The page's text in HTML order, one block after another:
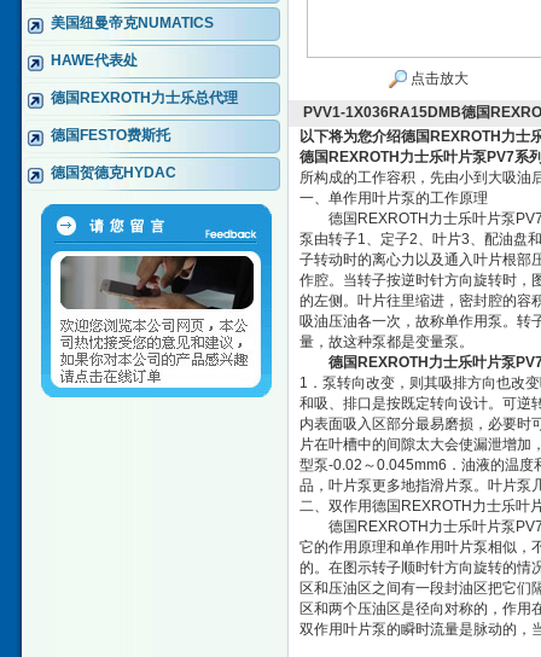
美国纽曼帝克NUMATICS
HAWE代表处
德国REXROTH力士乐总代理
德国FESTO费斯托
德国贺德克HYDAC
点击放大
PVV1-1X036RA15DMB德国
以下将为您介绍德国REXROTH力士
德国REXROTH力士乐叶片泵PV7系
所构成的工作容积，先由小到大吸油
一、单作用叶片泵的工作原理
德国REXROTH力士乐叶片泵
泵由转子1、定子2、叶片3、配油盘
子转动时的离心力以及通入叶片根部
作腔。当转子按逆时针方向旋转时，
的左侧。叶片往里缩进，密封腔的容
吸油压油各一次，故称单作用泵。转
量，故这种泵都是变量泵。
德国REXROTH力士乐叶片泵
1．泵转向改变，则其吸排方向也改
和吸、排口是按既定转向设计。可逆
内表面吸入区部分最易磨损，必要时
片在叶槽中的间隙太大会使漏泄增
型泵-0.02～0.045mm6．油液的温
品，叶片泵更多地指滑片泵。叶片泵
二、双作用德国REXROTH力士乐叶
德国REXROTH力士乐叶片泵
它的作用原理和单作用叶片泵相似，
的。在图示转子顺时针方向旋转的情
区和压油区之间有一段封油区把它们
区和两个压油区是径向对称的，作用
双作用叶片泵的瞬时流量是脉动的，